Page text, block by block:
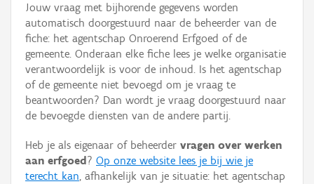
Waarneming
Thema
Gebeurtenis
Persoon of collectief
Hergebruik
Jouw vraag met bijhorende gegevens worden
automatisch doorgestuurd naar de beheerder van de
fiche: het agentschap Onroerend Erfgoed of de
gemeente. Onderaan elke fiche lees je welke organisatie
verantwoordelijk is voor de inhoud. Is het agentschap
of de gemeente niet bevoegd om je vraag te
beantwoorden? Dan wordt je vraag doorgestuurd naar
de bevoegde diensten van de andere partij.
Heb je als eigenaar of beheerder vragen over werken
aan erfgoed ? Op onze website lees je bij wie je
terecht kan, afhankelijk van je situatie: het agentschap